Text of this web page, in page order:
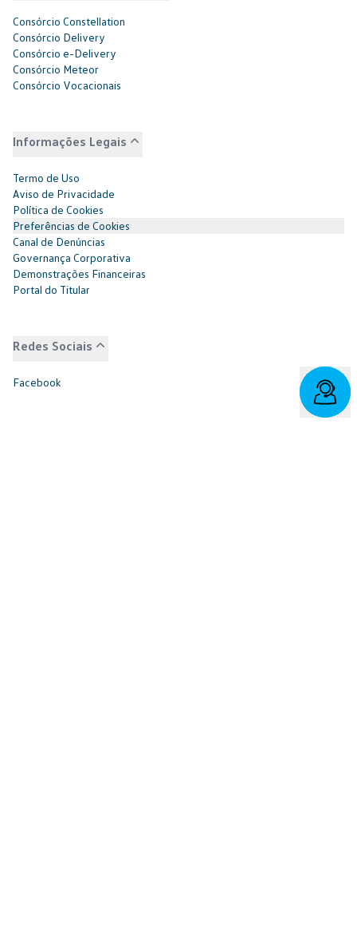
Consórcio Constellation
Consórcio Delivery
Consórcio e-Delivery
Consórcio Meteor
Consórcio Vocacionais
Informações Legais
Termo de Uso
Aviso de Privacidade
Política de Cookies
Preferências de Cookies
Canal de Denúncias
Governança Corporativa
Demonstrações Financeiras
Portal do Titular
Redes Sociais
Facebook